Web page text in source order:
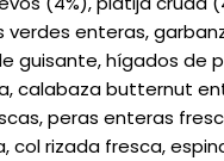
verdes enteras,
guisante, hígados de
calabaza butternut
peras enteras
col rizada fresca,